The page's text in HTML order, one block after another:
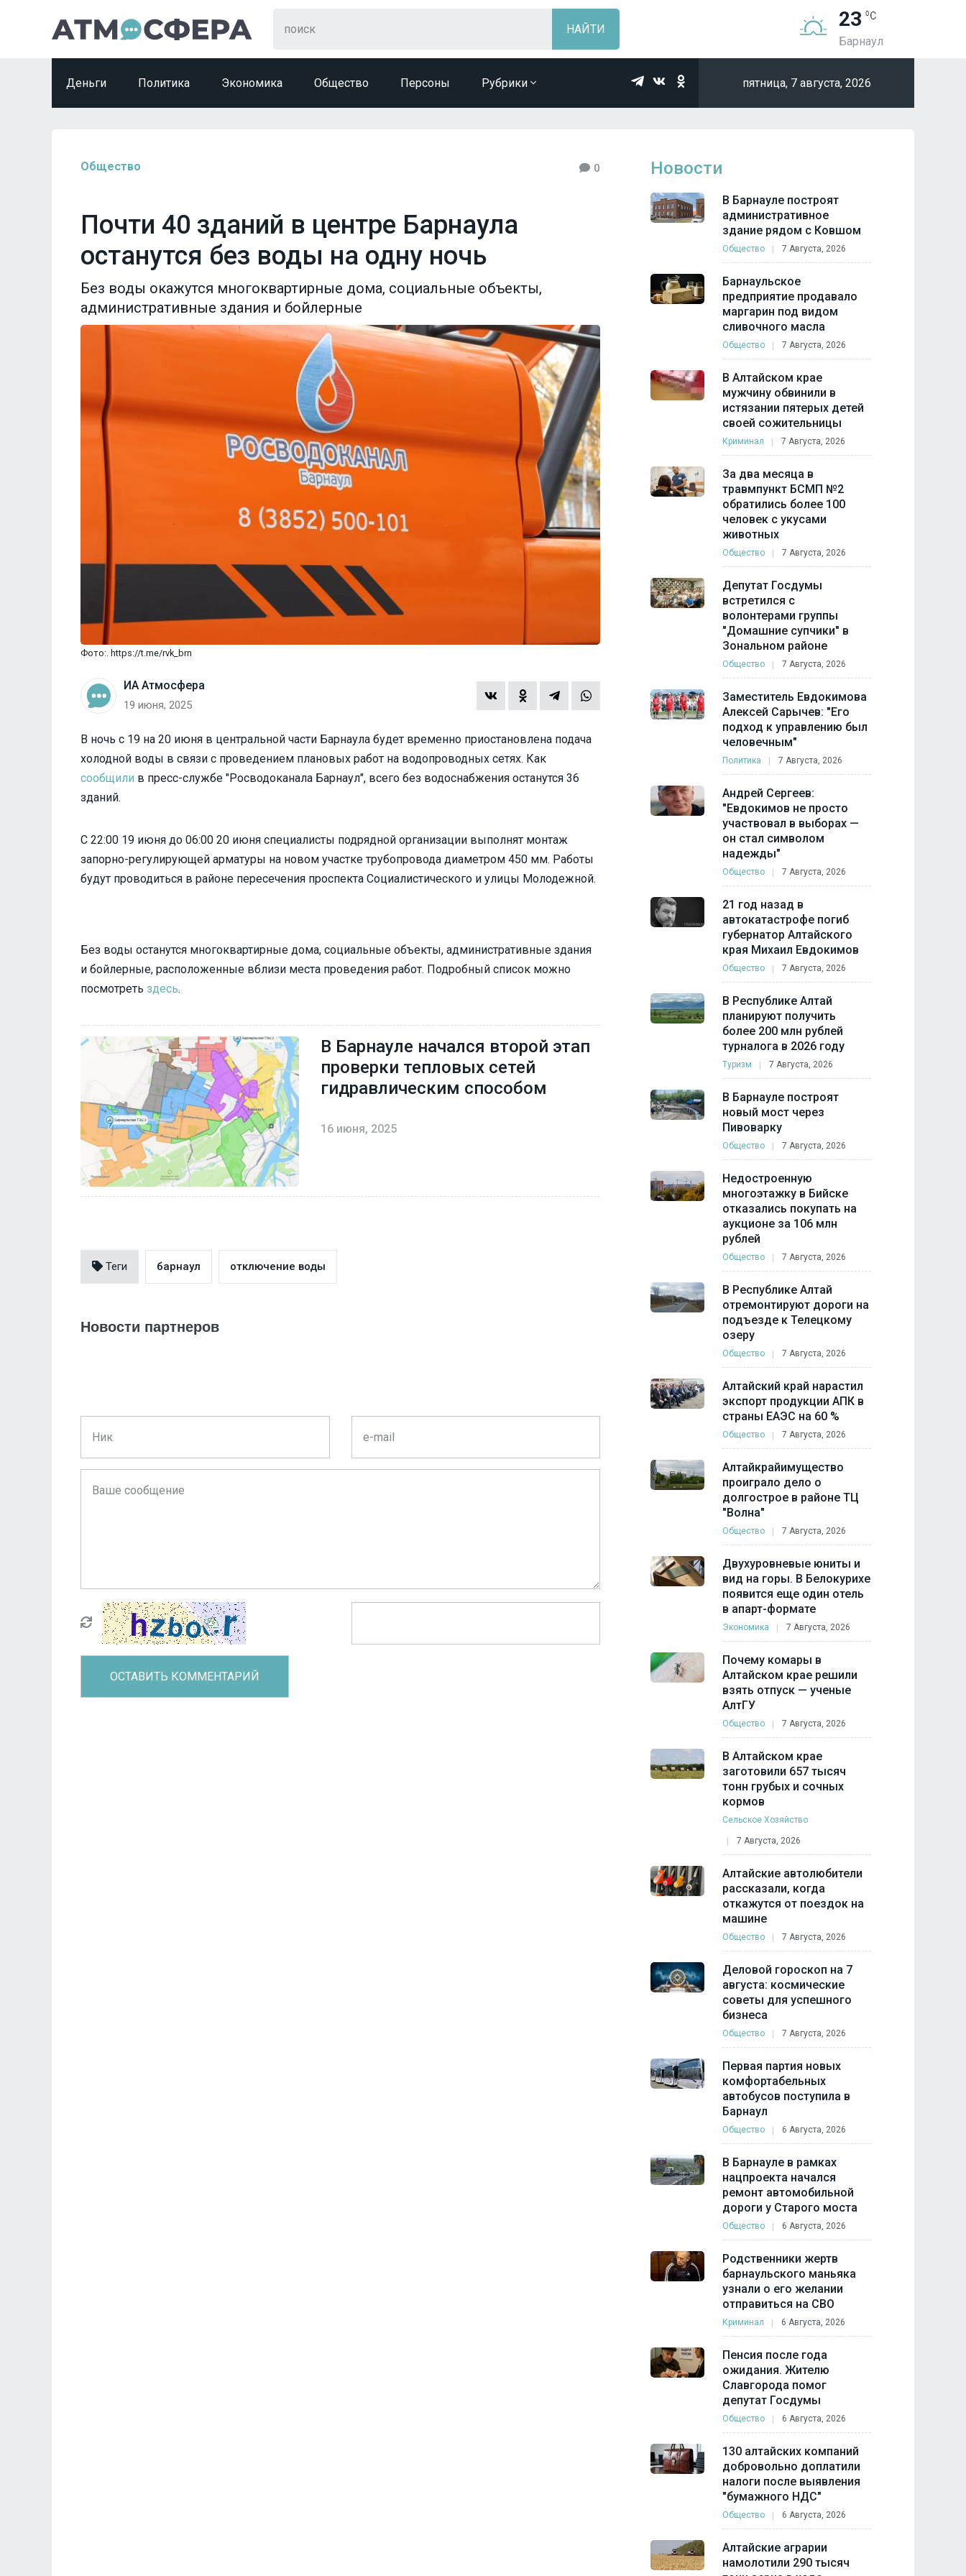
23
Барнаул
Деньги Политика Экономика Общество Персоны Рубрики пятница, 7 августа, 2026
Общество 0
Почти 40 зданий в центре Барнаула
останутся без воды на одну ночь
Без воды окажутся многоквартирные дома, социальные объекты,
административные здания и бойлерные
Фото:. https://t.me/rvk_brn
ИА Атмосфера
19 июня, 2025
В ночь с 19 на 20 июня в центральной части Барнаула будет временно приостановлена подача
холодной воды в связи с проведением плановых работ на водопроводных сетях. Как
сообщили в пресс-службе "Росводоканала Барнаул", всего без водоснабжения останутся 36
зданий.
С 22:00 19 июня до 06:00 20 июня специалисты подрядной организации выполнят монтаж
запорно-регулирующей арматуры на новом участке трубопровода диаметром 450 мм. Работы
будут проводиться в районе пересечения проспекта Социалистического и улицы Молодежной.
Без воды останутся многоквартирные дома, социальные объекты, административные здания
и бойлерные, расположенные вблизи места проведения работ. Подробный список можно
посмотреть здесь.
В Барнауле начался второй этап
проверки тепловых сетей
гидравлическим способом
16 июня, 2025
Теги барнаул отключение воды
Новости партнеров
Новости
В Барнауле построят
административное
здание рядом с Ковшом
Общество 7 Августа, 2026
Барнаульское
предприятие продавало
маргарин под видом
сливочного масла
Общество 7 Августа, 2026
В Алтайском крае
мужчину обвинили в
истязании пятерых детей
своей сожительницы
Криминал 7 Августа, 2026
За два месяца в
травмпункт БСМП №2
обратились более 100
человек с укусами
животных
Общество 7 Августа, 2026
Депутат Госдумы
встретился с
волонтерами группы
"Домашние супчики" в
Зональном районе
Общество 7 Августа, 2026
Заместитель Евдокимова
Алексей Сарычев: "Его
подход к управлению был
человечным"
Политика 7 Августа, 2026
Андрей Сергеев:
"Евдокимов не просто
участвовал в выборах —
он стал символом
надежды"
Общество 7 Августа, 2026
21 год назад в
автокатастрофе погиб
губернатор Алтайского
края Михаил Евдокимов
Общество 7 Августа, 2026
В Республике Алтай
планируют получить
более 200 млн рублей
турналога в 2026 году
Туризм 7 Августа, 2026
В Барнауле построят
новый мост через
Пивоварку
Общество 7 Августа, 2026
Недостроенную
многоэтажку в Бийске
отказались покупать на
аукционе за 106 млн
рублей
Общество 7 Августа, 2026
В Республике Алтай
отремонтируют дороги на
подъезде к Телецкому
озеру
Общество 7 Августа, 2026
Алтайский край нарастил
экспорт продукции АПК в
страны ЕАЭС на 60 %
Общество 7 Августа, 2026
Алтайкрайимущество
проиграло дело о
долгострое в районе ТЦ
"Волна"
Общество 7 Августа, 2026
Двухуровневые юниты и
вид на горы. В Белокурихе
появится еще один отель
в апарт-формате
Экономика 7 Августа, 2026
Почему комары в
Алтайском крае решили
взять отпуск — ученые
АлтГУ
Общество 7 Августа, 2026
В Алтайском крае
заготовили 657 тысяч
тонн грубых и сочных
кормов
Сельское Хозяйство
7 Августа, 2026
Алтайские автолюбители
рассказали, когда
откажутся от поездок на
машине
Общество 7 Августа, 2026
Деловой гороскоп на 7
августа: космические
советы для успешного
бизнеса
Общество 7 Августа, 2026
Первая партия новых
комфортабельных
автобусов поступила в
Барнаул
Общество 6 Августа, 2026
В Барнауле в рамках
нацпроекта начался
ремонт автомобильной
дороги у Старого моста
Общество 6 Августа, 2026
Родственники жертв
барнаульского маньяка
узнали о его желании
отправиться на СВО
Криминал 6 Августа, 2026
Пенсия после года
ожидания. Жителю
Славгорода помог
депутат Госдумы
Общество 6 Августа, 2026
130 алтайских компаний
добровольно доплатили
налоги после выявления
"бумажного НДС"
Общество 6 Августа, 2026
Алтайские аграрии
намолотили 290 тысяч